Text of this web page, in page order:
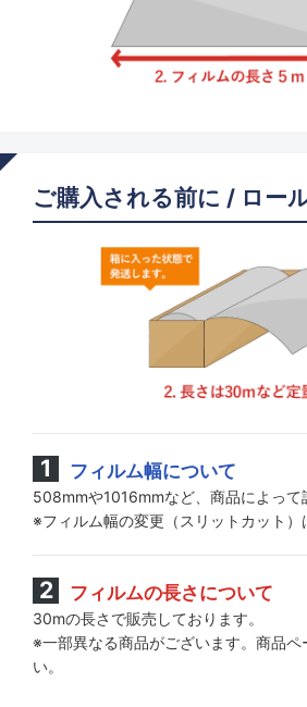
ご購入される前に / ロー
フィルム幅について
508mmや1016mmなど、商品によって
※フィルム幅の変更（スリットカット）
フィルムの長さについて
30mの長さで販売しております。
※一部異なる商品がございます。商品ペ
い。